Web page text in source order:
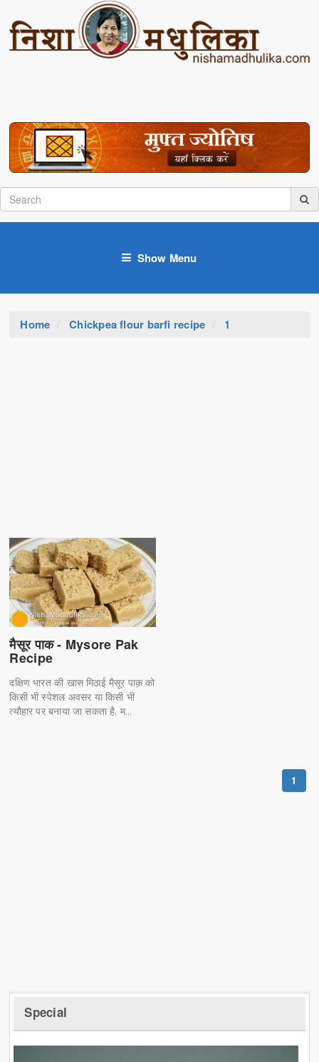
Show Menu
Home Chickpea flour barfi recipe 1
मैसूर पाक - Mysore Pak
Recipe
दक्षिण भारत की खास मिठाई मैसूर पाक़ को
किसी भी स्पेशल अवसर या किसी भी
त्यौहार पर बनाया जा सकता है. म...
1
Special